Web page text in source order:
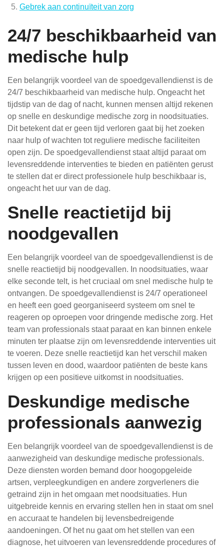
Gebrek aan continuïteit van zorg
24/7 beschikbaarheid van
medische hulp
Een belangrijk voordeel van de spoedgevallendienst is de
24/7 beschikbaarheid van medische hulp. Ongeacht het
tijdstip van de dag of nacht, kunnen mensen altijd rekenen
op snelle en deskundige medische zorg in noodsituaties.
Dit betekent dat er geen tijd verloren gaat bij het zoeken
naar hulp of wachten tot reguliere medische faciliteiten
open zijn. De spoedgevallendienst staat altijd paraat om
levensreddende interventies te bieden en patiënten gerust
te stellen dat er direct professionele hulp beschikbaar is,
ongeacht het uur van de dag.
Snelle reactietijd bij
noodgevallen
Een belangrijk voordeel van de spoedgevallendienst is de
snelle reactietijd bij noodgevallen. In noodsituaties, waar
elke seconde telt, is het cruciaal om snel medische hulp te
ontvangen. De spoedgevallendienst is 24/7 operationeel
en heeft een goed georganiseerd systeem om snel te
reageren op oproepen voor dringende medische zorg. Het
team van professionals staat paraat en kan binnen enkele
minuten ter plaatse zijn om levensreddende interventies uit
te voeren. Deze snelle reactietijd kan het verschil maken
tussen leven en dood, waardoor patiënten de beste kans
krijgen op een positieve uitkomst in noodsituaties.
Deskundige medische
professionals aanwezig
Een belangrijk voordeel van de spoedgevallendienst is de
aanwezigheid van deskundige medische professionals.
Deze diensten worden bemand door hoogopgeleide
artsen, verpleegkundigen en andere zorgverleners die
getraind zijn in het omgaan met noodsituaties. Hun
uitgebreide kennis en ervaring stellen hen in staat om snel
en accuraat te handelen bij levensbedreigende
aandoeningen. Of het nu gaat om het stellen van een
diagnose, het uitvoeren van levensreddende procedures of